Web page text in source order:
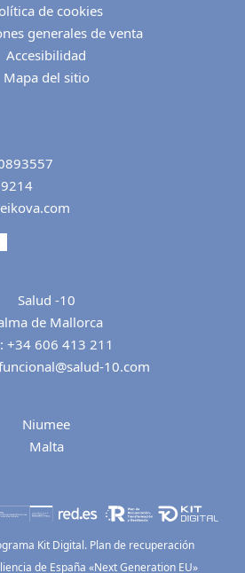
de cookies
generales de venta
Accesibilidad
Mapa del sitio
Salud -10
de Mallorca
+34 606 413 211
10.com
Niumee
Malta
Kit Digital. Plan de recuperación
de España «Next Generation EU»